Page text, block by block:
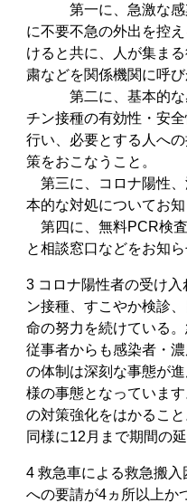
第一に、急激な感染
に不要不急の外出を控
けると共に、人が集ま
粛などを関係機関に呼び
第二に、基本的な感
チン接種の有効性・安
行い、必要とする人へ
策をおこなうこと。
第三に、コロナ陽性、
本的な対処についてお知
第四に、無料PCR検
と相談窓口などをお知ら
3 コロナ陽性者の受け
ン接種、すこやか検診
命の努力を続けている
従事者からも感染者・
の体制は深刻な事態が
様の事態となっていま
の対策強化をはかるこ
同様に12月まで期間の
4 救急車による救急搬
への要請が4ヵ所以上か